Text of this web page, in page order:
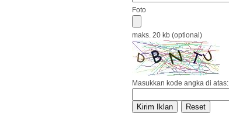
Foto
maks. 20 kb (optional)
Masukkan kode angka di atas: